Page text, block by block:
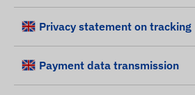
Privacy statement on tracking
Payment data transmission